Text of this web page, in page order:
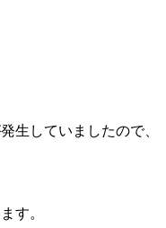
生していましたので、
す。